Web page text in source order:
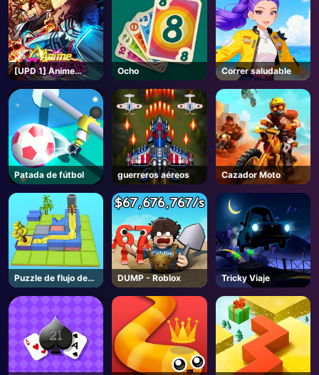
[UPD 1] Anime
Crusaders - Roblox
Ocho Correr saludable
Patada de fútbol guerreros aéreos Cazador Moto
Puzzle de flujo de
agua
DUMP - Roblox Tricky Viaje